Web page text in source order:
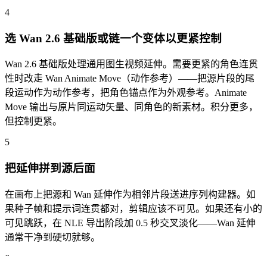
4
选 Wan 2.6 基础版或链一个变体以更紧控制
Wan 2.6 基础版处理通用图生视频延伸。需要更紧的角色连贯
性时改走 Wan Animate Move（动作参考）——把源片段的尾
段运动作为动作参考，把角色锚点作为外观参考。Animate
Move 输出与原片同运动矢量、同角色的新素材。积分更多，
但控制更紧。
5
把延伸拼到源后面
在画布上把源和 Wan 延伸作为相邻片段送进序列构建器。如
果种子帧和提示词连贯都对，剪辑应该不可见。如果还有小的
可见跳跃，在 NLE 导出阶段加 0.5 秒交叉淡化——Wan 延伸
通常干净到硬切就够。